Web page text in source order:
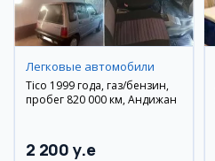
Легковые автомобили
Tico 1999 года, газ/бензин,
пробег 820 000 км, Андижан
2 200 y.e